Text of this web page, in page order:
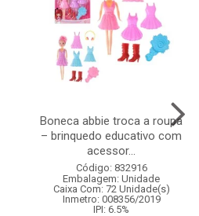
Boneca abbie troca a roupa
– brinquedo educativo com
acessor...
Código: 832916
Embalagem: Unidade
Caixa Com: 72 Unidade(s)
Inmetro: 008356/2019
IPI: 6.5%